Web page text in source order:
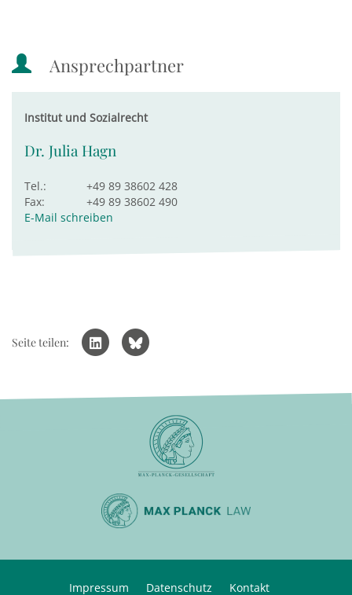
Ansprechpartner
Institut und Sozialrecht
Dr. Julia Hagn
Tel.:
+49 89 38602 428
Fax:
+49 89 38602 490
E-Mail schreiben
Seite teilen:
Impressum Datenschutz Kontakt